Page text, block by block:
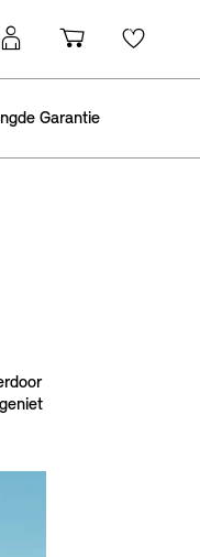
MyMini
login
Garantie